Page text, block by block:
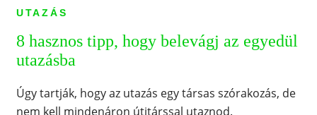
UTAZÁS
8 hasznos tipp, hogy belevágj az egyedül
utazásba
Úgy tartják, hogy az utazás egy társas szórakozás, de
nem kell mindenáron útitárssal utaznod.